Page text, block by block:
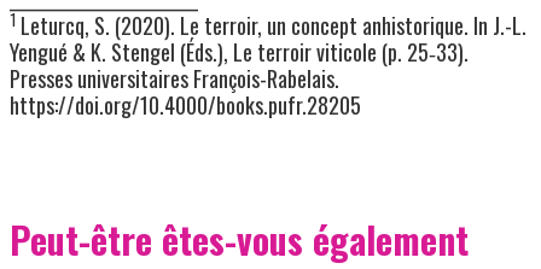
1 Leturcq, S. (2020). Le terroir, un concept anhistorique. In J.-L.
Yengué & K. Stengel (Éds.), Le terroir viticole (p. 25‑33).
Presses universitaires François-Rabelais.
https://doi.org/10.4000/books.pufr.28205
Peut-être êtes-vous également